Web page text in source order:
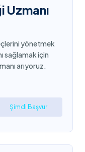
Uzmanı
yönetmek
sağlamak için
arıyoruz.
Şimdi Başvur